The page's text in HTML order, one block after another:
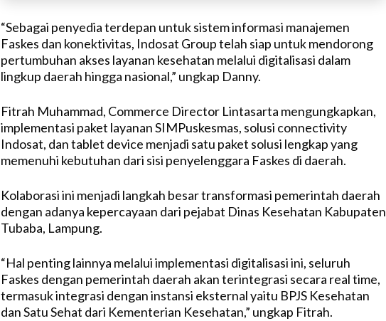
“Sebagai penyedia terdepan untuk sistem informasi manajemen
Faskes dan konektivitas, Indosat Group telah siap untuk mendorong
pertumbuhan akses layanan kesehatan melalui digitalisasi dalam
lingkup daerah hingga nasional,” ungkap Danny.
Fitrah Muhammad, Commerce Director Lintasarta mengungkapkan,
implementasi paket layanan SIMPuskesmas, solusi connectivity
Indosat, dan tablet device menjadi satu paket solusi lengkap yang
memenuhi kebutuhan dari sisi penyelenggara Faskes di daerah.
Kolaborasi ini menjadi langkah besar transformasi pemerintah daerah
dengan adanya kepercayaan dari pejabat Dinas Kesehatan Kabupaten
Tubaba, Lampung.
“Hal penting lainnya melalui implementasi digitalisasi ini, seluruh
Faskes dengan pemerintah daerah akan terintegrasi secara real time,
termasuk integrasi dengan instansi eksternal yaitu BPJS Kesehatan
dan Satu Sehat dari Kementerian Kesehatan,” ungkap Fitrah.